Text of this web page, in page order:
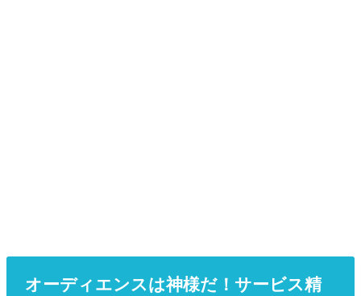
オーディエンスは神様だ！サービス精